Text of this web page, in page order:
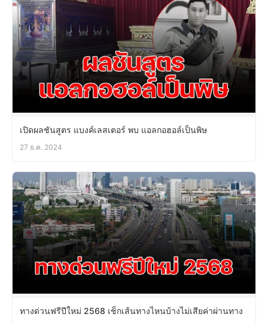
เปิดผลชันสูตร แบงค์เลสเตอร์ พบ แอลกอฮอล์เป็นพิษ
27 ธ.ค. 2024
ทางด่วนฟรีปีใหม่ 2568 เช็กเส้นทางไหนบ้างไม่เสียค่าผ่านทาง